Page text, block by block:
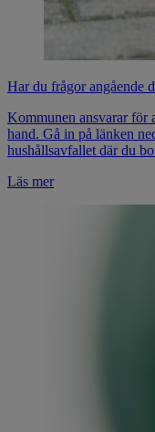
Har du frågor angående
Kommunen ansvarar för
hand. Gå in på länken
hushållsavfallet där du
Läs mer